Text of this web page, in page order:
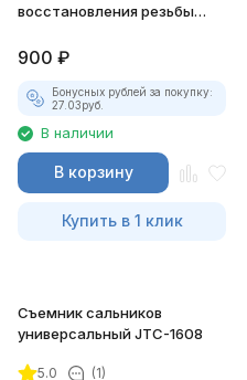
восстановления резьбы
1618
900 ₽
Бонусных рублей за покупку:
27.03руб.
В наличии
В корзину
Купить в 1 клик
Съемник сальников
универсальный JTC-1608
5.0 (1)